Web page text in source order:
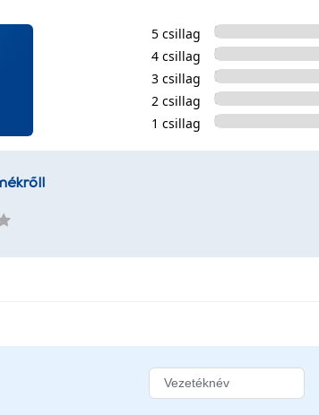
5 csillag
4 csillag
3 csillag
2 csillag
1 csillag